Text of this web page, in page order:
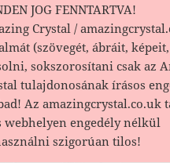
JOG FENNTARTVA!
Crystal /
(szövegét, ábráit,
sokszorosítani csak az
tulajdonosának írásos
Az amazingcrystal.co.uk
webhelyen engedély nélkül
szigorúan tilos!